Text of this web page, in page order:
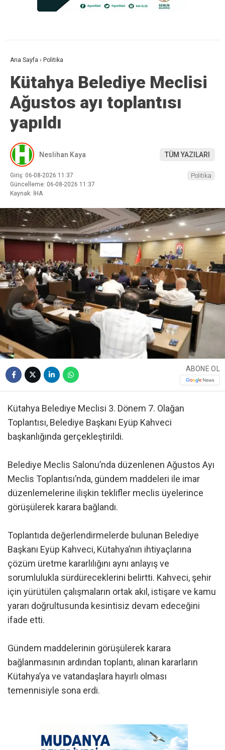
Ana Sayfa › Politika
Kütahya Belediye Meclisi
Ağustos ayı toplantısı
yapıldı
Neslihan Kaya TÜM YAZILARI
Giriş: 06-08-2026 11:37
Güncelleme: 06-08-2026 11:37
Kaynak: İHA
Politika
ABONE OL
Kütahya Belediye Meclisi 3. Dönem 7. Olağan
Toplantısı, Belediye Başkanı Eyüp Kahveci
başkanlığında gerçekleştirildi.
Belediye Meclis Salonu’nda düzenlenen Ağustos Ayı
Meclis Toplantısı’nda, gündem maddeleri ile imar
düzenlemelerine ilişkin teklifler meclis üyelerince
görüşülerek karara bağlandı.
Toplantıda değerlendirmelerde bulunan Belediye
Başkanı Eyüp Kahveci, Kütahya’nın ihtiyaçlarına
çözüm üretme kararlılığını aynı anlayış ve
sorumlulukla sürdüreceklerini belirtti. Kahveci, şehir
için yürütülen çalışmaların ortak akıl, istişare ve kamu
yararı doğrultusunda kesintisiz devam edeceğini
ifade etti.
Gündem maddelerinin görüşülerek karara
bağlanmasının ardından toplantı, alınan kararların
Kütahya’ya ve vatandaşlara hayırlı olması
temennisiyle sona erdi.